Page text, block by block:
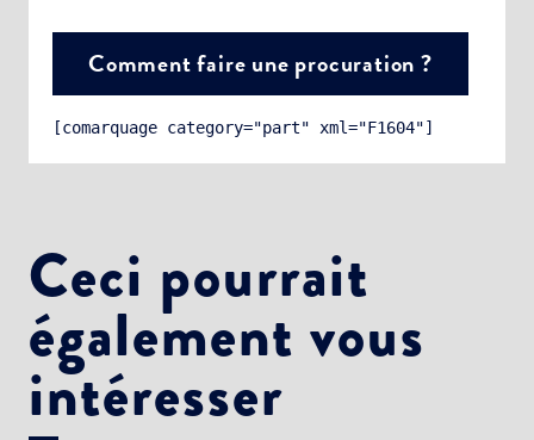
Comment faire une procuration ?
[comarquage category="part" xml="F1604"]
Ceci pourrait
également vous
intéresser
Choisissez votre abonnement :
Alertes Mail
Newsletter Culture